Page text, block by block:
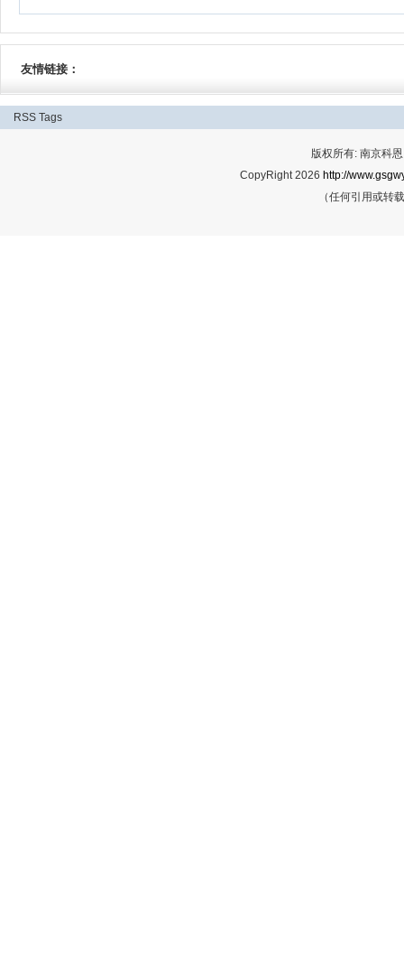
友情链接：
RSS Tags
版权所有: 南京科
CopyRight 2026 http://
（任何引用或转